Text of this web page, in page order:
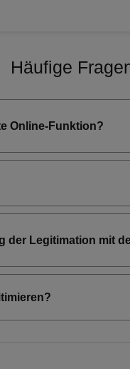
Häufige
Online-Funktion?
der Legitimation mit